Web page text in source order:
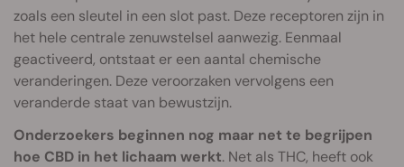
zoals een sleutel in een slot past. Deze receptoren zijn in
het hele centrale zenuwstelsel aanwezig. Eenmaal
geactiveerd, ontstaat er een aantal chemische
veranderingen. Deze veroorzaken vervolgens een
veranderde staat van bewustzijn.
Onderzoekers beginnen nog maar net te begrijpen
hoe CBD in het lichaam werkt. Net als THC, heeft ook